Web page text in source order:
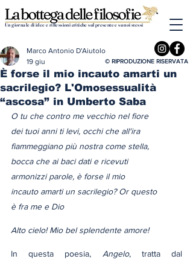
Un giornale di idee e riflessioni critiche sul presente e su noi stessi
È forse il mio incauto amarti un
sacrilegio? L'Omosessualità
“ascosa” in Umberto Saba
Marco Antonio D'Aiutolo
19 giu
O tu che contro me vecchio nel fiore
dei tuoi anni ti levi, occhi che all'ira
fiammeggiano più nostra come stella,
bocca che ai baci dati e ricevuti
armonizzi parole, è forse il mio
incauto amarti un sacrilegio? Or questo
è fra me e Dio
Alto cielo! Mio bel splendente amore!
In questa poesia, Angelo
© RIPRODUZIONE RISERVATA